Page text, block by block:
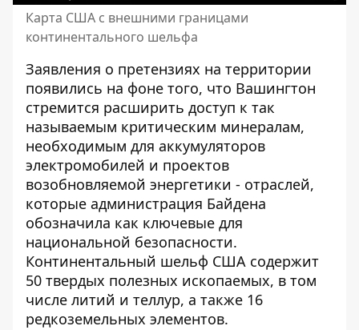
Карта США с внешними границами
континентального шельфа
Заявления о претензиях на территории
появились на фоне того, что Вашингтон
стремится расширить доступ к так
называемым критическим минералам,
необходимым для аккумуляторов
электромобилей и проектов
возобновляемой энергетики - отраслей,
которые администрация Байдена
обозначила как ключевые для
национальной безопасности.
Континентальный шельф США содержит
50 твердых полезных ископаемых, в том
числе литий и теллур, а также 16
редкоземельных элементов.